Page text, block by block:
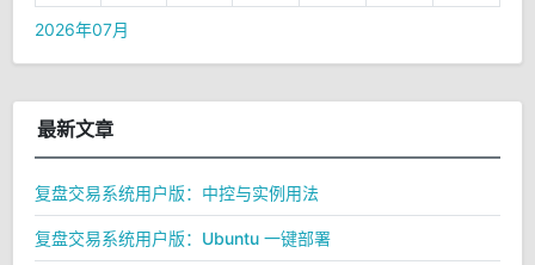
2026年07月
最新文章
复盘交易系统用户版：中控与实例用法
复盘交易系统用户版：Ubuntu 一键部署